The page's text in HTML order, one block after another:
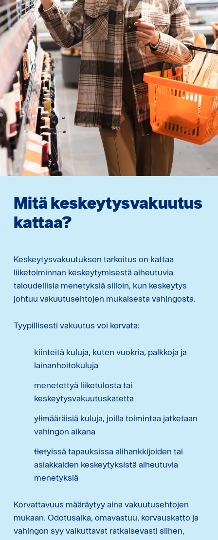
Mitä keskeytysvakuutus
kattaa?
Keskeytysvakuutuksen tarkoitus on kattaa
liiketoiminnan keskeytymisestä aiheutuvia
taloudellisia menetyksiä silloin, kun keskeytys
johtuu vakuutusehtojen mukaisesta vahingosta.
Tyypillisesti vakuutus voi korvata:
kiinteitä kuluja, kuten vuokria, palkkoja ja
lainanhoitokuluja
menetettyä liiketulosta tai
keskeytysvakuutuskatetta
ylimääräisiä kuluja, joilla toimintaa jatketaan
vahingon aikana
tietyissä tapauksissa alihankkijoiden tai
asiakkaiden keskeytyksistä aiheutuvia
menetyksiä
Korvattavuus määräytyy aina vakuutusehtojen
mukaan. Odotusaika, omavastuu, korvauskatto ja
vahingon syy vaikuttavat ratkaisevasti siihen,